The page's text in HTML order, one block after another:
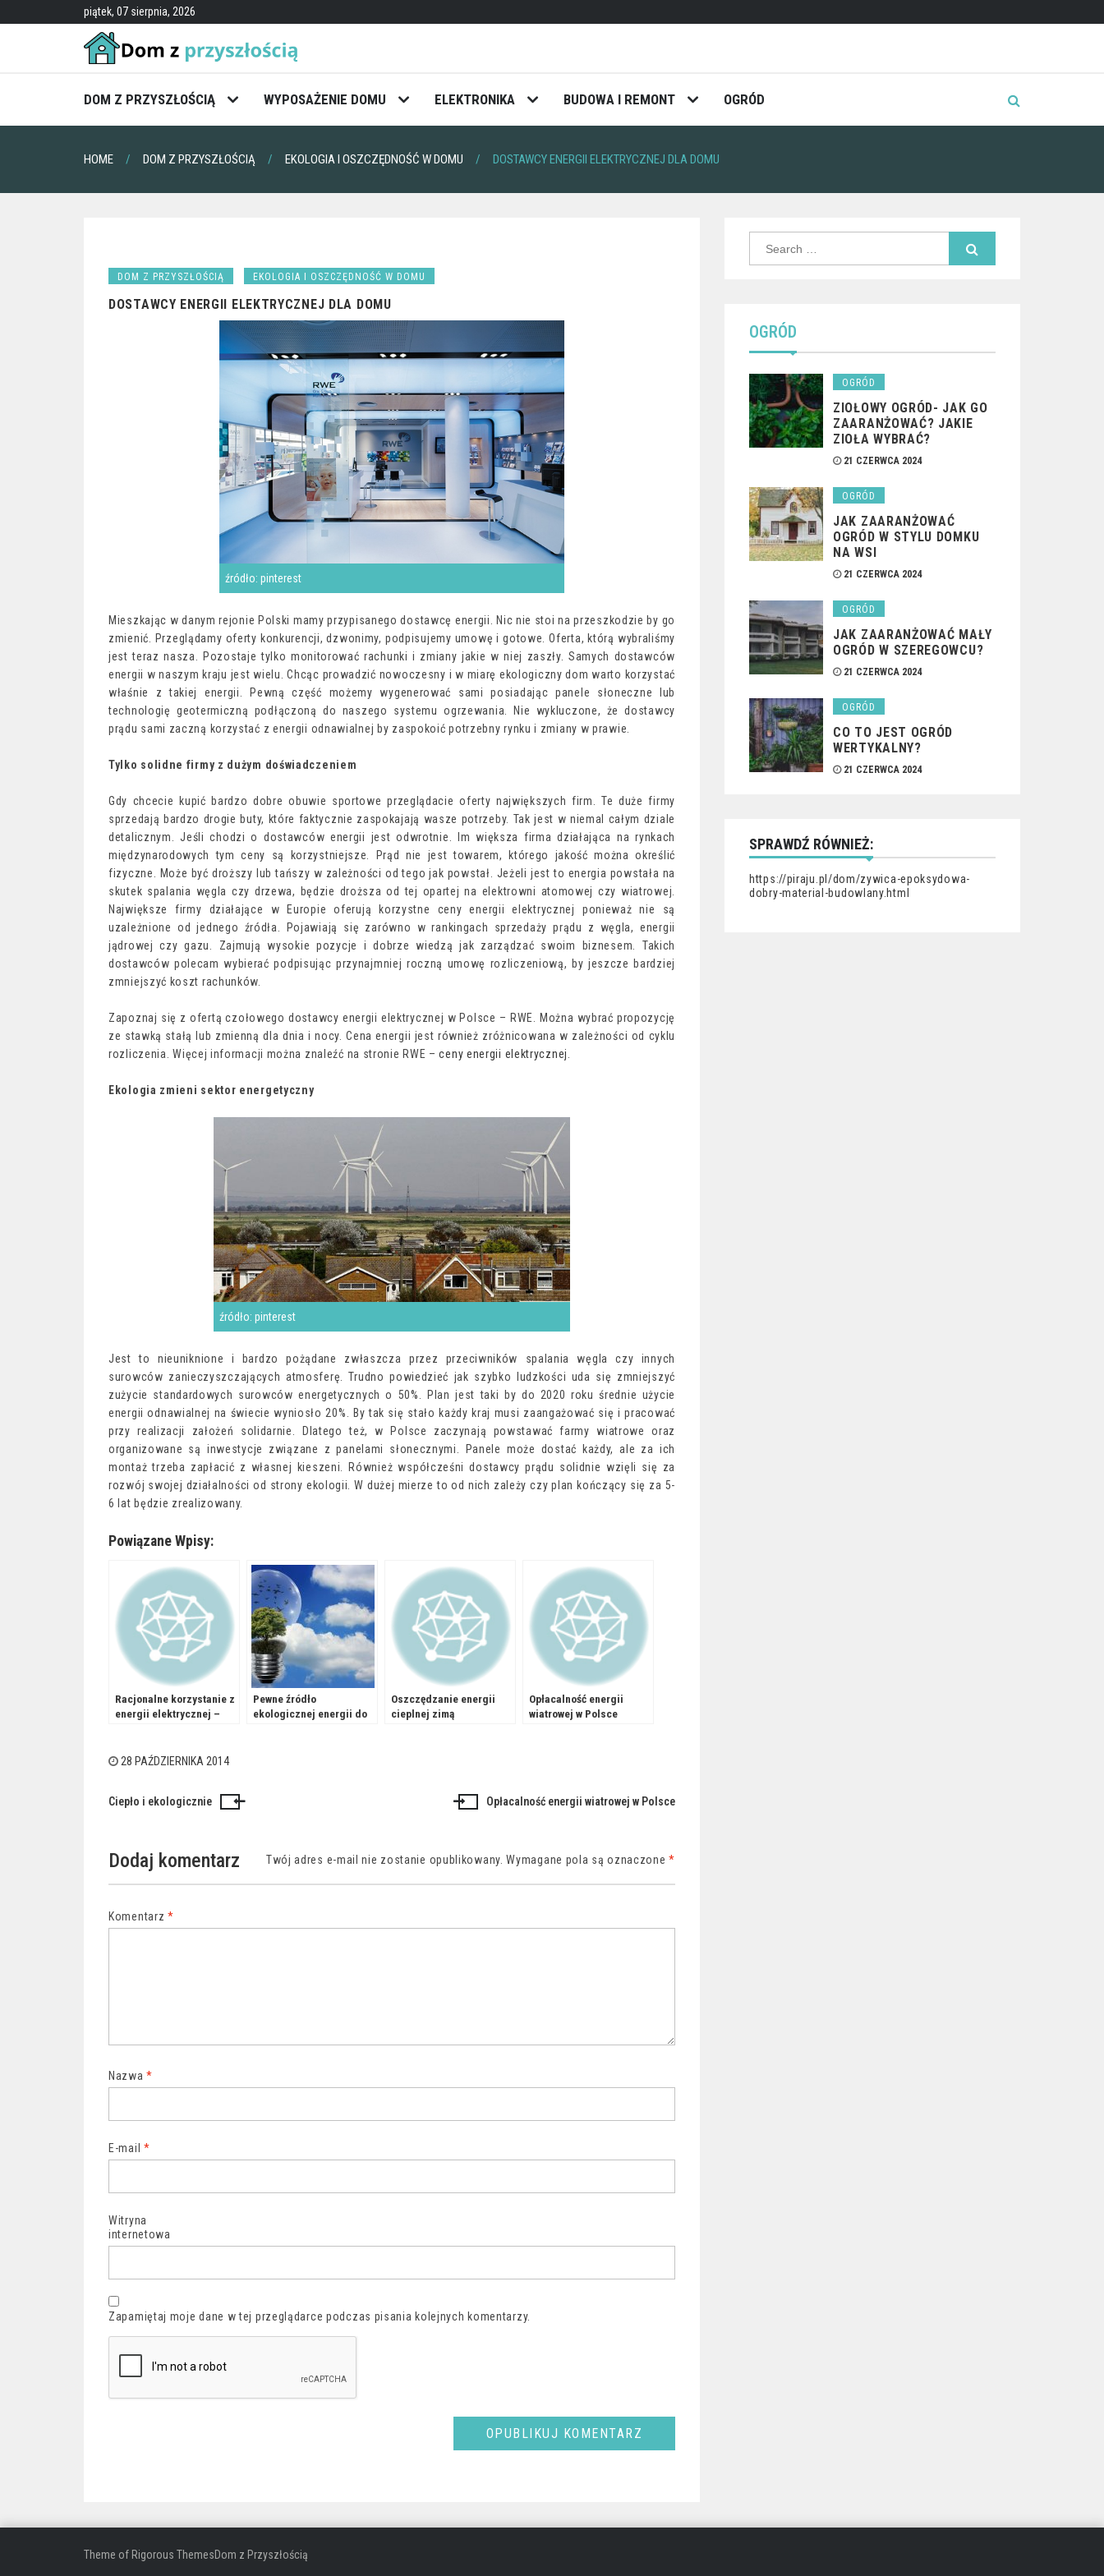
piątek, 07 sierpnia, 2026
DOM Z PRZYSZŁOŚCIĄ WYPOSAŻENIE DOMU ELEKTRONIKA BUDOWA I REMONT OGRÓD
HOME DOM Z PRZYSZŁOŚCIĄ EKOLOGIA I OSZCZĘDNOŚĆ W DOMU DOSTAWCY ENERGII ELEKTRYCZNEJ DLA DOMU
DOM Z PRZYSZŁOŚCIĄ EKOLOGIA I OSZCZĘDNOŚĆ W DOMU
DOSTAWCY ENERGII ELEKTRYCZNEJ DLA DOMU
źródło: pinterest
Mieszkając w danym rejonie Polski mamy przypisanego dostawcę energii. Nic nie stoi na przeszkodzie by go
zmienić. Przeglądamy oferty konkurencji, dzwonimy, podpisujemy umowę i gotowe. Oferta, którą wybraliśmy
jest teraz nasza. Pozostaje tylko monitorować rachunki i zmiany jakie w niej zaszły. Samych dostawców
energii w naszym kraju jest wielu. Chcąc prowadzić nowoczesny i w miarę ekologiczny dom warto korzystać
właśnie z takiej energii. Pewną część możemy wygenerować sami posiadając panele słoneczne lub
technologię geotermiczną podłączoną do naszego systemu ogrzewania. Nie wykluczone, że dostawcy
prądu sami zaczną korzystać z energii odnawialnej by zaspokoić potrzebny rynku i zmiany w prawie.
Tylko solidne firmy z dużym doświadczeniem
Gdy chcecie kupić bardzo dobre obuwie sportowe przeglądacie oferty największych firm. Te duże firmy
sprzedają bardzo drogie buty, które faktycznie zaspokajają wasze potrzeby. Tak jest w niemal całym dziale
detalicznym. Jeśli chodzi o dostawców energii jest odwrotnie. Im większa firma działająca na rynkach
międzynarodowych tym ceny są korzystniejsze. Prąd nie jest towarem, którego jakość można określić
fizyczne. Może być droższy lub tańszy w zależności od tego jak powstał. Jeżeli jest to energia powstała na
skutek spalania węgla czy drzewa, będzie droższa od tej opartej na elektrowni atomowej czy wiatrowej.
Największe firmy działające w Europie oferują korzystne ceny energii elektrycznej ponieważ nie są
uzależnione od jednego źródła. Pojawiają się zarówno w rankingach sprzedaży prądu z węgla, energii
jądrowej czy gazu. Zajmują wysokie pozycje i dobrze wiedzą jak zarządzać swoim biznesem. Takich
dostawców polecam wybierać podpisując przynajmniej roczną umowę rozliczeniową, by jeszcze bardziej
zmniejszyć koszt rachunków.
Zapoznaj się z ofertą czołowego dostawcy energii elektrycznej w Polsce – RWE. Można wybrać propozycję
ze stawką stałą lub zmienną dla dnia i nocy. Cena energii jest również zróżnicowana w zależności od cyklu
rozliczenia. Więcej informacji można znaleźć na stronie RWE –ceny energii elektrycznej
Ekologia zmieni sektor energetyczny
źródło: pinterest
Jest to nieuniknione i bardzo pożądane zwłaszcza przez przeciwników spalania węgla czy innych
surowców zanieczyszczających atmosferę. Trudno powiedzieć jak szybko ludzkości uda się zmniejszyć
zużycie standardowych surowców energetycznych o 50%. Plan jest taki by do 2020 roku średnie użycie
energii odnawialnej na świecie wyniosło 20%. By tak się stało każdy kraj musi zaangażować się i pracować
przy realizacji założeń solidarnie. Dlatego też, w Polsce zaczynają powstawać farmy wiatrowe oraz
organizowane są inwestycje związane z panelami słonecznymi. Panele może dostać każdy, ale za ich
montaż trzeba zapłacić z własnej kieszeni. Również współcześni dostawcy prądu solidnie wzięli się za
rozwój swojej działalności od strony ekologii. W dużej mierze to od nich zależy czy plan kończący się za 5-
6 lat będzie zrealizowany.
Powiązane Wpisy:
Racjonalne korzystanie z
energii elektrycznej –
Pewne źródło
ekologicznej energii do
Oszczędzanie energii
cieplnej zimą
Opłacalność energii
wiatrowej w Polsce
28 PAŹDZIERNIKA 2014
Nawigacja
Ciepło i ekologicznie Opłacalność energii wiatrowej w Polsce
Dodaj komentarz Twój adres e-mail nie zostanie opublikowany. Wymagane pola są oznaczone*
Komentarz *
Nazwa*
E-mail *
Witryna
internetowa
Zapamiętaj moje dane w tej przeglądarce podczas pisania kolejnych komentarzy.
OGRÓD
OGRÓD
ZIOŁOWY OGRÓD- JAK GO
ZAARANŻOWAĆ? JAKIE
ZIOŁA WYBRAĆ?
21 CZERWCA 2024
OGRÓD
JAK ZAARANŻOWAĆ
OGRÓD W STYLU DOMKU
NA WSI
21 CZERWCA 2024
OGRÓD
JAK ZAARANŻOWAĆ MAŁY
OGRÓD W SZEREGOWCU?
21 CZERWCA 2024
OGRÓD
CO TO JEST OGRÓD
WERTYKALNY?
21 CZERWCA 2024
SPRAWDŹ RÓWNIEŻ:
https://piraju.pl/dom/zywica-epoksydowa-
dobry-material-budowlany.html
Theme of Rigorous ThemesDom z Przyszłością